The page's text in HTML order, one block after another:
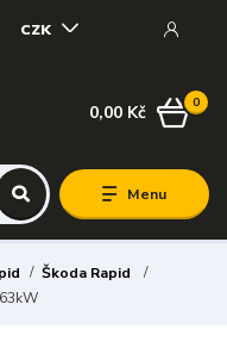
Menu
CZK
0
0,00 Kč
Škoda Rapid